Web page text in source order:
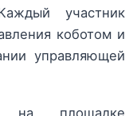
участник
коботом и
управляющей